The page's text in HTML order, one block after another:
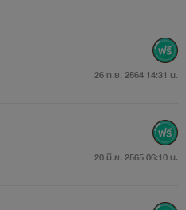
26 ก.ย. 2564 14:31 น.
20 มิ.ย. 2565 06:10 น.